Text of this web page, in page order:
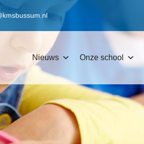
Nieuws Onze school